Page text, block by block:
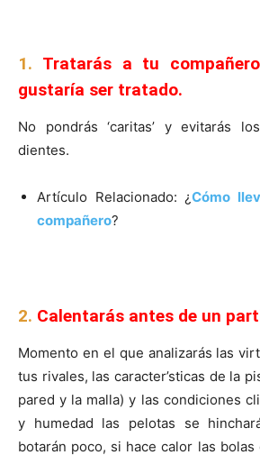
1. Tratarás a tu
gustaría ser tratado.
No pondrás ‘caritas’ y evitarás
dientes.
Artículo Relacionado: ¿Cómo
compañero?
2. Calentarás antes de un
Momento en el que analizarás las
tus rivales, las caracter’sticas de la
pared y la malla) y las condiciones
y humedad las pelotas se
botarán poco, si hace calor las bolas